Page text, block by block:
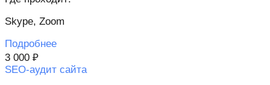
Skype, Zoom
Подробнее
3 000 ₽
SEO-аудит сайта